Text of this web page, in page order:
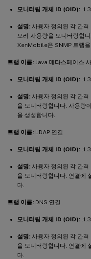
모니터링 개체 ID (OID):
설명: 사용자 정의된 각 간
모리 사용량을 모니터링합
XenMobile은 SNMP 트랩을
트랩 이름: Java 메타스페이스
모니터링 개체 ID (OID):
설명: 사용자 정의된 각 간
을 모니터링합니다. 사용량
을 생성합니다.
트랩 이름: LDAP 연결
모니터링 개체 ID (OID):
설명: 사용자 정의된 각 간
을 모니터링합니다. 연결에
다.
트랩 이름: DNS 연결
모니터링 개체 ID (OID):
설명: 사용자 정의된 각 간
을 모니터링합니다. 연결에
다.